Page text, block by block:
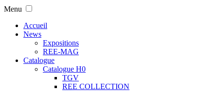
Menu
Accueil
News
Expositions
REE-MAG
Catalogue
Catalogue H0
TGV
REE COLLECTION